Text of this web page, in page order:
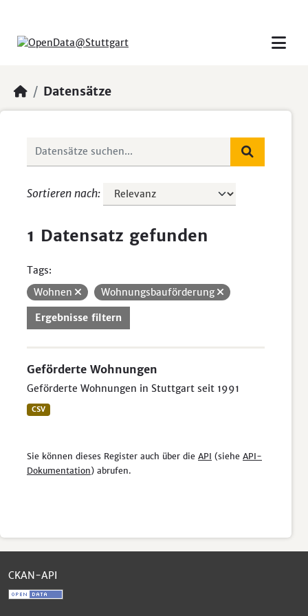
Datensätze
Sortieren nach
1 Datensatz gefunden
Tags:
Wohnen
Wohnungsbauförderung
Ergebnisse filtern
Geförderte Wohnungen
Geförderte Wohnungen in Stuttgart seit 1991
CSV
Sie können dieses Register auch über die API (siehe API-
Dokumentation) abrufen.
CKAN-API